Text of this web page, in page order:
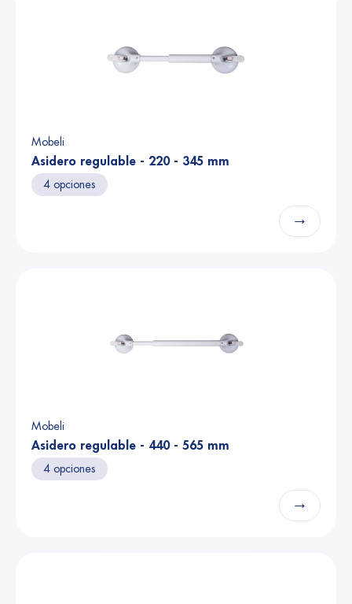
Mobeli
Asidero regulable - 220 - 345 mm
4 opciones
→
Mobeli
Asidero regulable - 440 - 565 mm
4 opciones
→